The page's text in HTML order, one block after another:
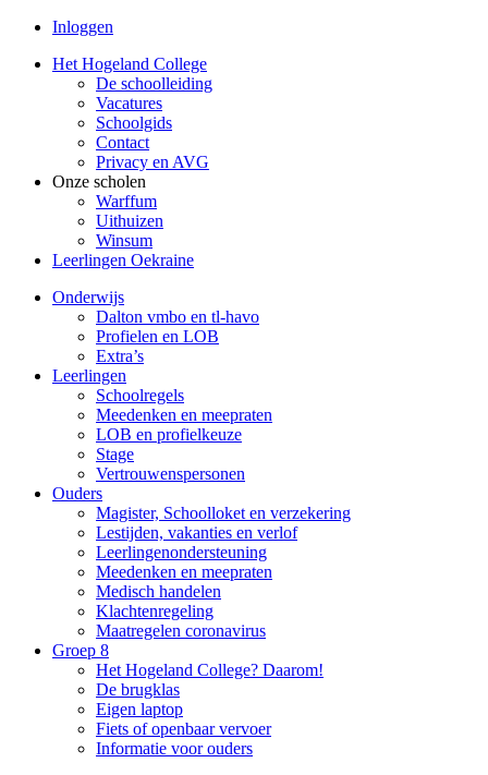
Inloggen
Het Hogeland College
De schoolleiding
Vacatures
Schoolgids
Contact
Privacy en AVG
Onze scholen
Warffum
Uithuizen
Winsum
Leerlingen Oekraine
Onderwijs
Dalton vmbo en tl-havo
Profielen en LOB
Extra’s
Leerlingen
Schoolregels
Meedenken en meepraten
LOB en profielkeuze
Stage
Vertrouwenspersonen
Ouders
Magister, Schoolloket en verzekering
Lestijden, vakanties en verlof
Leerlingenondersteuning
Meedenken en meepraten
Medisch handelen
Klachtenregeling
Maatregelen coronavirus
Groep 8
Het Hogeland College? Daarom!
De brugklas
Eigen laptop
Fiets of openbaar vervoer
Informatie voor ouders